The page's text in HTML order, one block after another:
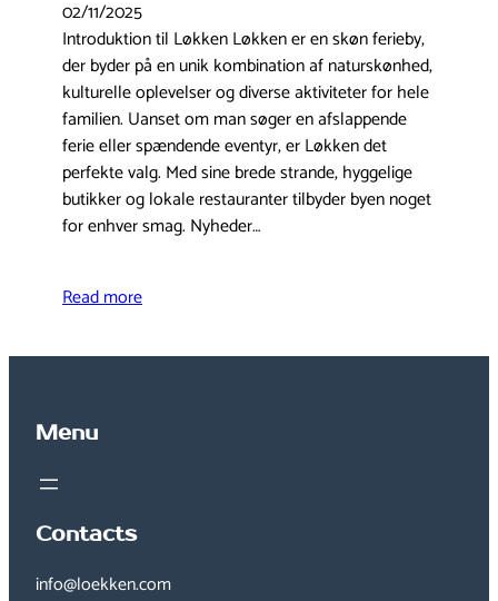
02/11/2025
Introduktion til Løkken Løkken er en skøn ferieby,
der byder på en unik kombination af naturskønhed,
kulturelle oplevelser og diverse aktiviteter for hele
familien. Uanset om man søger en afslappende
ferie eller spændende eventyr, er Løkken det
perfekte valg. Med sine brede strande, hyggelige
butikker og lokale restauranter tilbyder byen noget
for enhver smag. Nyheder…
Read more
Menu
Contacts
info@loekken.com